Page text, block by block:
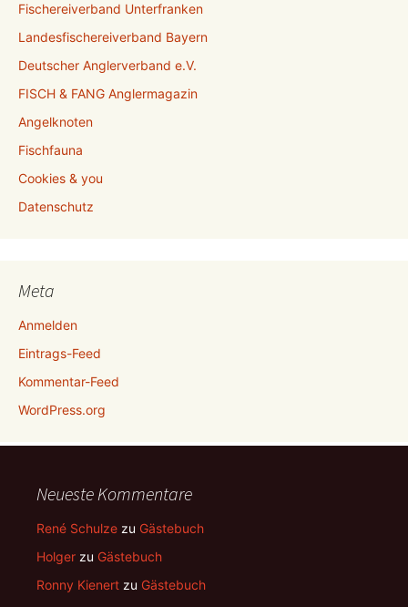
Fischereiverband Unterfranken
Landesfischereiverband Bayern
Deutscher Anglerverband e.V.
FISCH & FANG Anglermagazin
Angelknoten
Fischfauna
Cookies & you
Datenschutz
Meta
Anmelden
Eintrags-Feed
Kommentar-Feed
WordPress.org
Neueste Kommentare
René Schulze zu Gästebuch
Holger zu Gästebuch
Ronny Kienert zu Gästebuch